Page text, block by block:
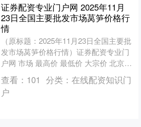
证券配资专业门户网 2025年11月
23日全国主要批发市场莴笋价格行
情
（原标题：2025年11月23日全国主要批
发市场莴笋价格行情）证券配资专业门
户网 市场 最高价 最低价 大宗价 北京京
丰岳各庄农副产品批发市场 6.00 4.0....
查看： 101 分类： 在线配资知识门
户